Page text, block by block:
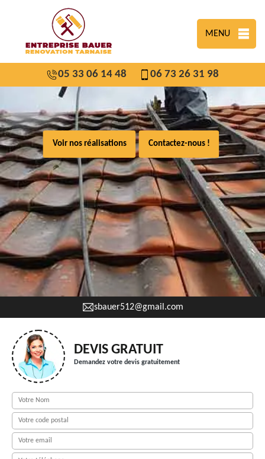
MENU
05 33 06 14 48 06 73 26 31 98
Voir nos réalisations Contactez-nous !
sbauer512@gmail.com
DEVIS GRATUIT
Demandez votre devis gratuitement